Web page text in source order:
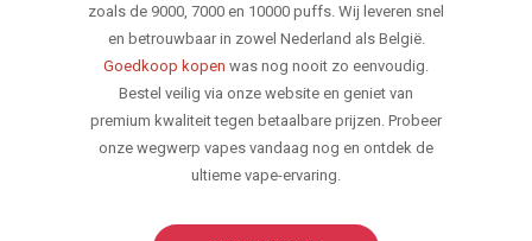
zoals de 9000, 7000 en 10000 puffs. Wij leveren snel
en betrouwbaar in zowel Nederland als België.
Goedkoop kopen was nog nooit zo eenvoudig.
Bestel veilig via onze website en geniet van
premium kwaliteit tegen betaalbare prijzen. Probeer
onze wegwerp vapes vandaag nog en ontdek de
ultieme vape-ervaring.